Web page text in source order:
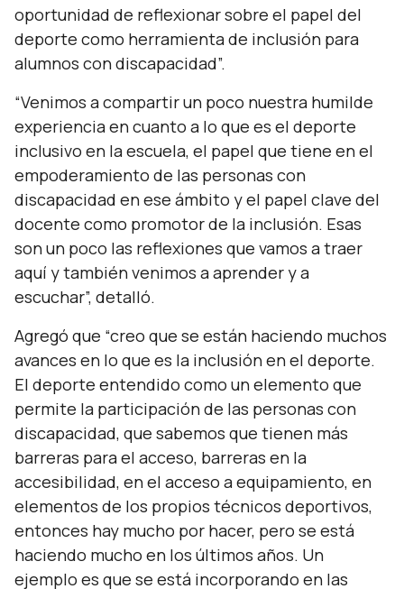
oportunidad de reflexionar sobre el papel del
deporte como herramienta de inclusión para
alumnos con discapacidad”.
“Venimos a compartir un poco nuestra humilde
experiencia en cuanto a lo que es el deporte
inclusivo en la escuela, el papel que tiene en el
empoderamiento de las personas con
discapacidad en ese ámbito y el papel clave del
docente como promotor de la inclusión. Esas
son un poco las reflexiones que vamos a traer
aquí y también venimos a aprender y a
escuchar”, detalló.
Agregó que “creo que se están haciendo muchos
avances en lo que es la inclusión en el deporte.
El deporte entendido como un elemento que
permite la participación de las personas con
discapacidad, que sabemos que tienen más
barreras para el acceso, barreras en la
accesibilidad, en el acceso a equipamiento, en
elementos de los propios técnicos deportivos,
entonces hay mucho por hacer, pero se está
haciendo mucho en los últimos años. Un
ejemplo es que se está incorporando en las